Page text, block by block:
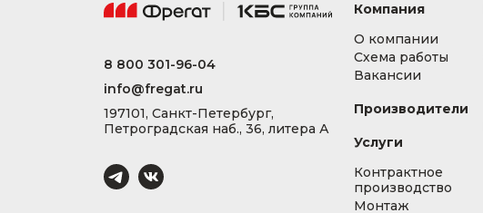
8 800 301-96-04
info@fregat.ru
197101, Санкт-Петербург,
Петроградская наб., 36, литера А
Компания
О компании
Схема работы
Вакансии
Производители
Услуги
Контрактное
производство
Монтаж